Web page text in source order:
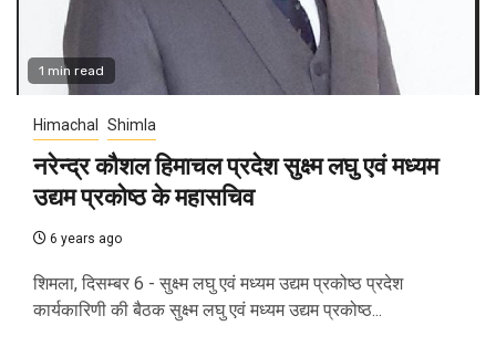
1 min read
Himachal Shimla
नरेन्द्र कौशल हिमाचल प्रदेश सुक्ष्म लघु एवं मध्यम
उद्यम प्रकोष्ठ के महासचिव
6 years ago
शिमला, दिसम्बर 6 - सुक्ष्म लघु एवं मध्यम उद्यम प्रकोष्ठ प्रदेश
कार्यकारिणी की बैठक सुक्ष्म लघु एवं मध्यम उद्यम प्रकोष्ठ...